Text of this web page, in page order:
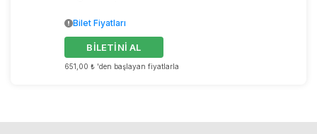
651,00 ₺ 'den başlayan fiyatlarla
BİLETİNİ AL
Bilet Fiyatları